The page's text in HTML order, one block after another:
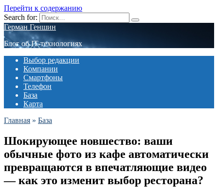
Перейти к содержанию
Search for:
Герман Геншин
Блог об IT-технологиях
Выбор редакции
Компании
Смартфоны
Телефон
База
Карта
Главная » База
Шокирующее новшество: ваши
обычные фото из кафе автоматически
превращаются в впечатляющие видео
— как это изменит выбор ресторана?